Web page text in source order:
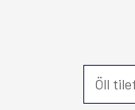
Hvernig fæ ég
Öll